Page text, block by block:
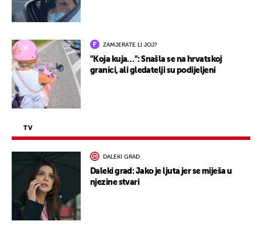
ZAMJERATE LI JOJ?
"Koja kuja…": Snašla se na hrvatskoj
granici, ali gledatelji su podijeljeni
TV
DALEKI GRAD
Daleki grad: Jako je ljuta jer se miješa u
njezine stvari